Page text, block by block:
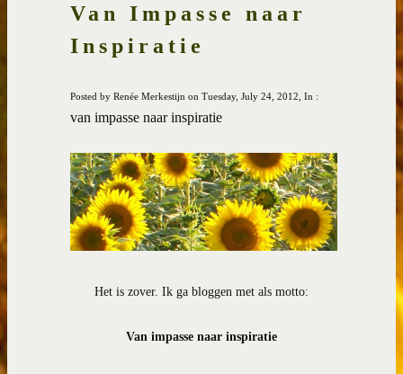
Van Impasse naar
Inspiratie
Posted by Renée Merkestijn on Tuesday, July 24, 2012, In :
van impasse naar inspiratie
Het is zover. Ik ga bloggen met als motto:
Van impasse naar inspiratie